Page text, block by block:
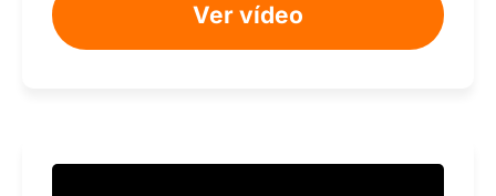
Ver vídeo